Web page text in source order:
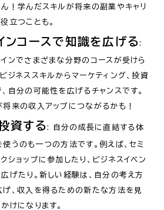
！学んだスキルが将来の副業やキャリ
立つことも。
ンコースで知識を広げる:
ンでさまざまな分野のコースが受けら
ジネススキルからマーケティング、投資
自分の可能性を広げるチャンスです。
来の収入アップにつながるかも！
資する: 自分の成長に直結する体
うのも一つの方法です。例えば、セミ
ショップに参加したり、ビジネスイベン
広げたり。新しい経験は、自分の考え方
げ、収入を得るための新たな方法を見
けになります。